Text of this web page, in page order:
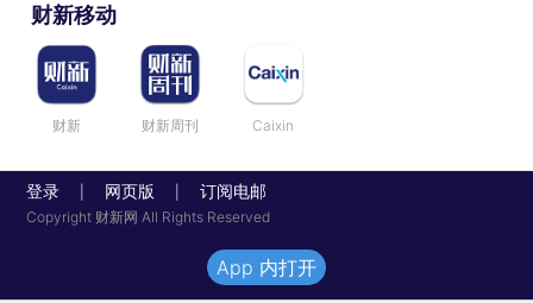
财新移动
财新 财新周刊 Caixin
登录 网页版 订阅电邮
Copyright 财新网 All Rights Reserved
App 内打开